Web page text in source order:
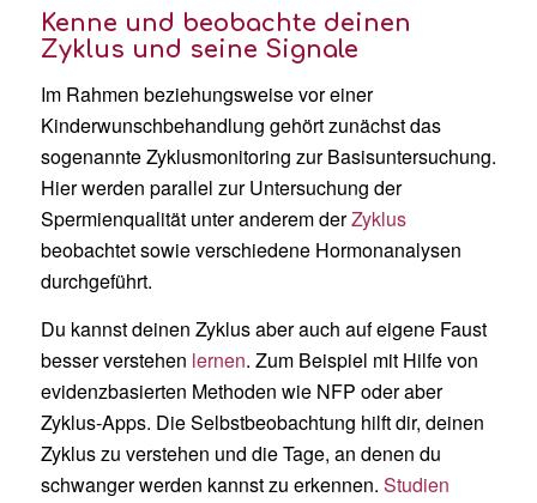
Kenne und beobachte deinen
Zyklus und seine Signale
Im Rahmen beziehungsweise vor einer
Kinderwunschbehandlung gehört zunächst das
sogenannte Zyklusmonitoring zur Basisuntersuchung.
Hier werden parallel zur Untersuchung der
Spermienqualität unter anderem derZyklus
beobachtet sowie verschiedene Hormonanalysen
durchgeführt.
Du kannst deinen Zyklus aber auch auf eigene Faust
besser verstehen lernen. Zum Beispiel mit Hilfe von
evidenzbasierten Methoden wie NFP oder aber
Zyklus-Apps. Die Selbstbeobachtung hilft dir, deinen
Zyklus zu verstehen und die Tage, an denen du
schwanger werden kannst zu erkennen. Studien